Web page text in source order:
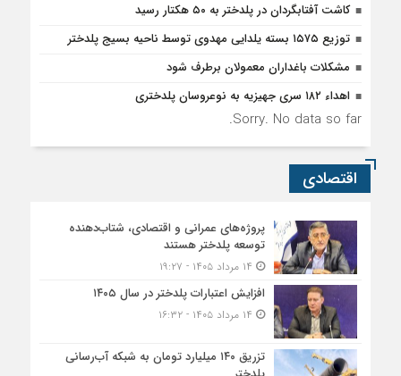
کاشت آفتابگردان در پلدختر به ۵۰ هکتار رسید
توزیع ۱۵۷۵ بسته یلدایی مهدوی توسط ناحیه بسیج پلدختر
مشکلات باغداران معمولان برطرف شود
اهداء ۱۸۲ سری جهیزیه به نوعروسان پلدختری
Sorry. No data so far.
اقتصادی
پروژه‌های عمرانی و اقتصادی، شتاب‌دهنده
توسعه پلدختر هستند
افزایش اعتبارات پلدختر در سال ۱۴۰۵
تزریق ۱۴۰ میلیارد تومان به شبکه آب‌رسانی